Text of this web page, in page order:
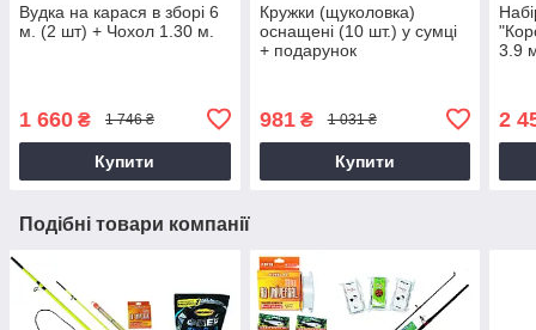
Вудка на карася в зборі 6
м. (2 шт) + Чохол 1.30 м.
1 660 ₴ 1 746 ₴
Купити
Кружки (щуколовка)
оснащені (10 шт.) у сумці
+ подарунок
981₴ 1 031 ₴
Купити
3.9
2
Подібні товари компанії